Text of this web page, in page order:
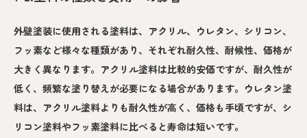
外壁塗装に使用される塗料は、アクリル、ウレタン、シリコン、
フッ素など様々な種類があり、それぞれ耐久性、耐候性、価格が
大きく異なります。アクリル塗料は比較的安価ですが、耐久性が
低く、頻繁な塗り替えが必要になる場合があります。ウレタン塗
料は、アクリル塗料よりも耐久性が高く、価格も手頃ですが、シ
リコン塗料やフッ素塗料に比べると寿命は短いです。